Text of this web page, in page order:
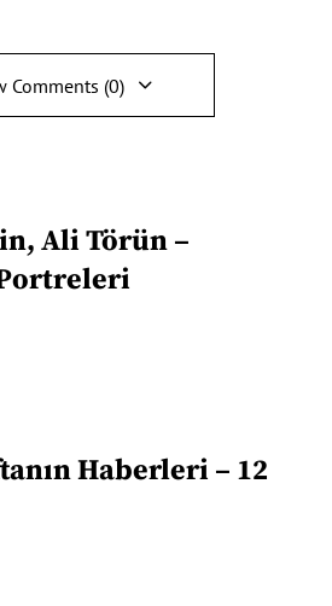
Comments (0)
Ali Törün –
Haberleri – 12